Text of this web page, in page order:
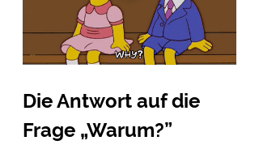
Die Antwort auf die
Frage „Warum?”